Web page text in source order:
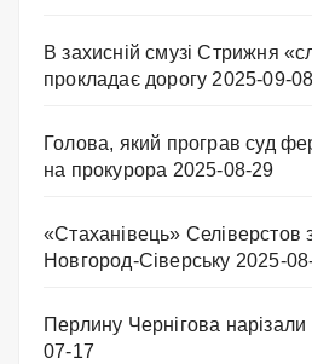
В захисній смузі Стрижня
прокладає дорогу 2025-09-08
Голова, який програв суд
на прокурора 2025-08-29
«Стаханівець»
Новгород-Сіверську 2025-
Перлину Чернігова нарізали
07-17